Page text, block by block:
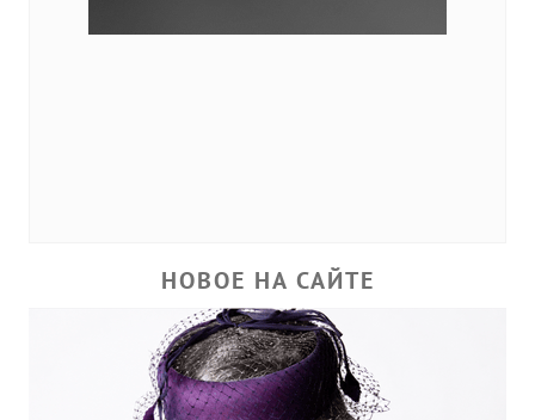
НОВОЕ НА САЙТЕ